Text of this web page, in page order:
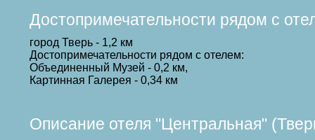
Достопримечательности рядом с
город Тверь - 1,2 км
Достопримечательности рядом с отелем:
Объединенный Музей - 0,2 км,
Картинная Галерея - 0,34 км
Описание отеля "Центральная"